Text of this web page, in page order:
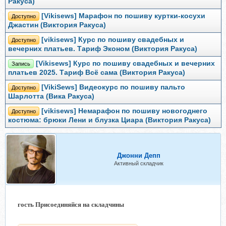
Доступно
[Vikisews] Марафон по пошиву куртки-косухи
Джастин (Виктория Ракуса)
Доступно
[vikisews] Курс по пошиву свадебных и
вечерних платьев. Тариф Эконом (Виктория Ракуса)
Запись
[Vikisews] Курс по пошиву свадебных и вечерних
платьев 2025. Тариф Всё сама (Виктория Ракуса)
Доступно
[VikiSews] Видеокурс по пошиву пальто
Шарлотта (Вика Ракуса)
Доступно
[vikisews] Немарафон по пошиву новогоднего
костюма: брюки Лени и блузка Циара (Виктория Ракуса)
Джонни Депп
Активный складчик
гость Присоединяйся на складчины